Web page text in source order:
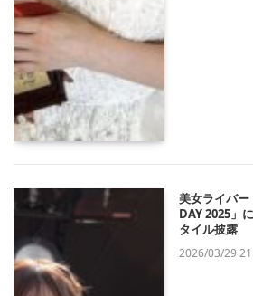
美女ライバ
DAY 2025」
タイル披露
2026/03/29